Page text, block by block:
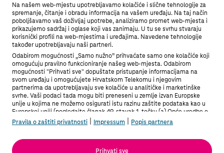
Na našem web-mjestu upotrebljavamo kolačiće i slične tehnologije za
spremanje, čitanje i obradu informacija na vašem uređaju. Na taj način
poboljšavamo vaš doživljaj upotrebe, analiziramo promet web-mjesta i
prikazujemo sadržaj i oglase koji vas zanimaju. U tu se svrhu stvaraju
korisnički profili na web-mjestima i uređajima. Navedene tehnologije
također upotrebljavaju naši partneri.
Odabirom mogućnosti „Samo nužno” prihvaćate samo one kolačiće koji
omogućuju pravilno funkcioniranje našeg web-mjesta. Odabirom
mogućnosti "Prihvati sve" dopuštate pristupanje informacijama na
svom uređaju i omogućujete Hrvatskom Telekomu i njegovim
partnerima da upotrebljavaju sve kolačiće u analitičke i marketinške
svrhe. Vaši podaci tada mogu biti preneseni u zemlje izvan Europske
unije u kojima ne možemo osigurati istu razinu zaštite podataka kao u
Europskoj uniji (pogledajte članak 49. stavak 1. točku (a) Opće uredbe o
zaštiti podataka). Pod "Postavke" možete odabrati sve mogućnosti i u
bilo kojem trenutku promijeniti stanje svoje privole.
Više informacija možete pronaći u Pravilima o zaštiti privatnosti i na
Popisu partnera.
Pravila o zaštiti privatnosti Impressum Popis partnera
Prihvati sve
PRIVATNI KORISNICI
MOJ TELEKOM APLIKACIJA